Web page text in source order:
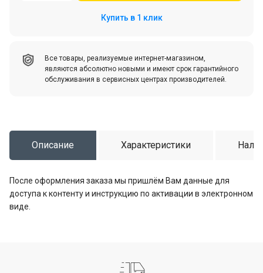
Купить в 1 клик
Все товары, реализуемые интернет-магазином,
являются абсолютно новыми и имеют срок гарантийного
обслуживания в сервисных центрах производителей.
Описание Характеристики
После оформления заказа мы пришлём Вам данные для
доступа к контенту и инструкцию по активации в электронном
виде.